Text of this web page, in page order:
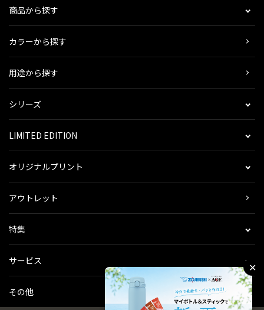
商品から探す
カラーから探す
用途から探す
シリーズ
LIMITED EDITION
オリジナルプリント
アウトレット
特集
サービス
その他
✕